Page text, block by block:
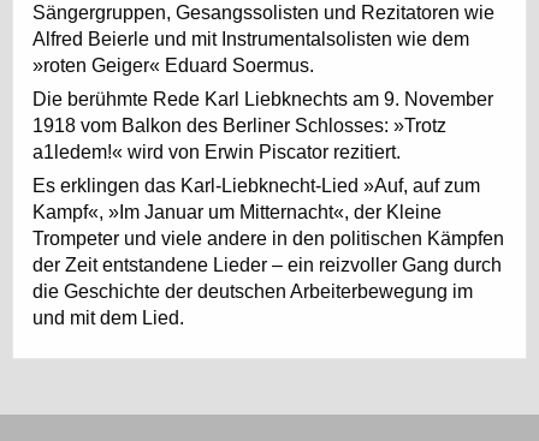
Sängergruppen, Gesangssolisten und Rezitatoren wie
Alfred Beierle und mit Instrumentalsolisten wie dem
»roten Geiger« Eduard Soermus.
Die berühmte Rede Karl Liebknechts am 9. November
1918 vom Balkon des Berliner Schlosses: »Trotz
a1ledem!« wird von Erwin Piscator rezitiert.
Es erklingen das Karl-Liebknecht-Lied »Auf, auf zum
Kampf«, »Im Januar um Mitternacht«, der Kleine
Trompeter und viele andere in den politischen Kämpfen
der Zeit entstandene Lieder – ein reizvoller Gang durch
die Geschichte der deutschen Arbeiterbewegung im
und mit dem Lied.